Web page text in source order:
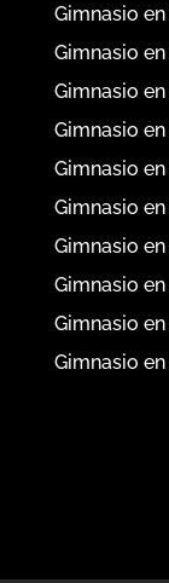
Gimnasio
Gimnasio
Gimnasio
Gimnasio
Gimnasio
Gimnasio
Gimnasio
Gimnasio
Gimnasio
Gimnasio